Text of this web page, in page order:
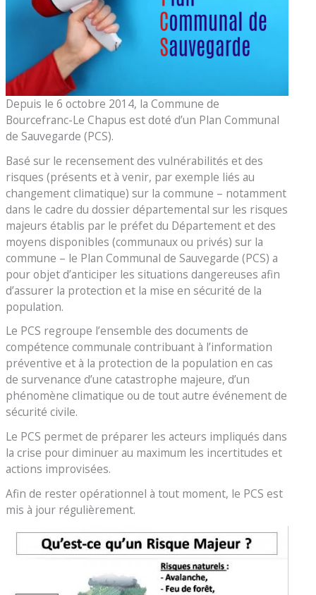
Depuis le 6 octobre 2014, la Commune de
Bourcefranc-Le Chapus est doté d’un Plan Communal
de Sauvegarde (PCS).
Basé sur le recensement des vulnérabilités et des
risques (présents et à venir, par exemple liés au
changement climatique) sur la commune – notamment
dans le cadre du dossier départemental sur les risques
majeurs établis par le préfet du Département et des
moyens disponibles (communaux ou privés) sur la
commune – le Plan Communal de Sauvegarde (PCS) a
pour objet d’anticiper les situations dangereuses afin
d’assurer la protection et la mise en sécurité de la
population.
Le PCS regroupe l’ensemble des documents de
compétence communale contribuant à l’information
préventive et à la protection de la population en cas
de survenance d’une catastrophe majeure, d’un
phénomène climatique ou de tout autre événement de
sécurité civile.
Le PCS permet de préparer les acteurs impliqués dans
la crise pour diminuer au maximum les incertitudes et
actions improvisées.
Afin de rester opérationnel à tout moment, le PCS est
mis à jour régulièrement.